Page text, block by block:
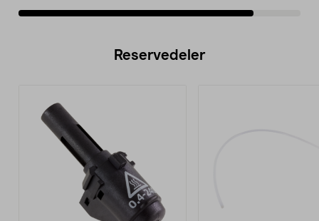
Reservedeler